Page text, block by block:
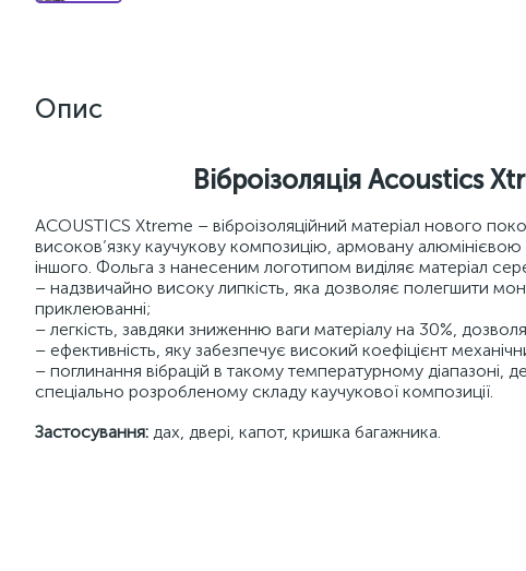
Опис
Віброізоляція Acoustics
ACOUSTICS Xtreme – віброізоляційний матеріал нового
високов’язку каучукову композицію, армовану
іншого. Фольга з нанесеним логотипом виділяє матеріал
– надзвичайно високу липкість, яка дозволяє полегшити
приклеюванні;
– легкість, завдяки зниженню ваги матеріалу на 30%,
– ефективність, яку забезпечує високий коефіцієнт
– поглинання вібрацій в такому температурному діапазоні,
спеціально розробленому складу каучукової композиції.
Застосування: дах, двері, капот, кришка багажника.